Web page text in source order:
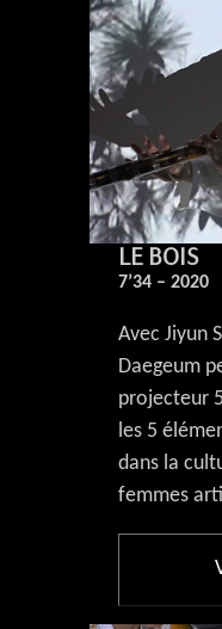
LE BOIS
7’34 – 2020
Avec Jiyun
Daegeum
projecteur
les 5
dans la
femmes